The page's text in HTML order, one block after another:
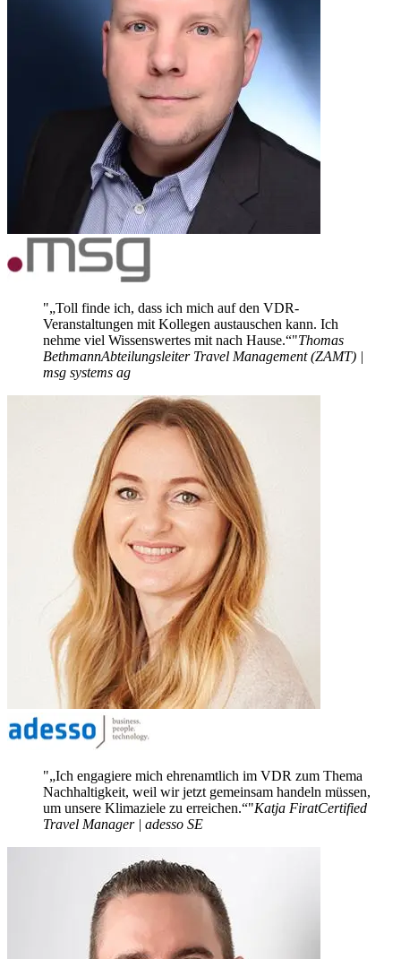
„Toll finde ich, dass ich mich auf den VDR-
Veranstaltungen mit Kollegen austauschen kann. Ich
nehme viel Wissenswertes mit nach Hause.“ Thomas
BethmannAbteilungsleiter Travel Management (ZAMT) |
msg systems ag
„Ich engagiere mich ehrenamtlich im VDR zum Thema
Nachhaltigkeit, weil wir jetzt gemeinsam handeln müssen,
um unsere Klimaziele zu erreichen.“ Katja FiratCertified
Travel Manager | adesso SE